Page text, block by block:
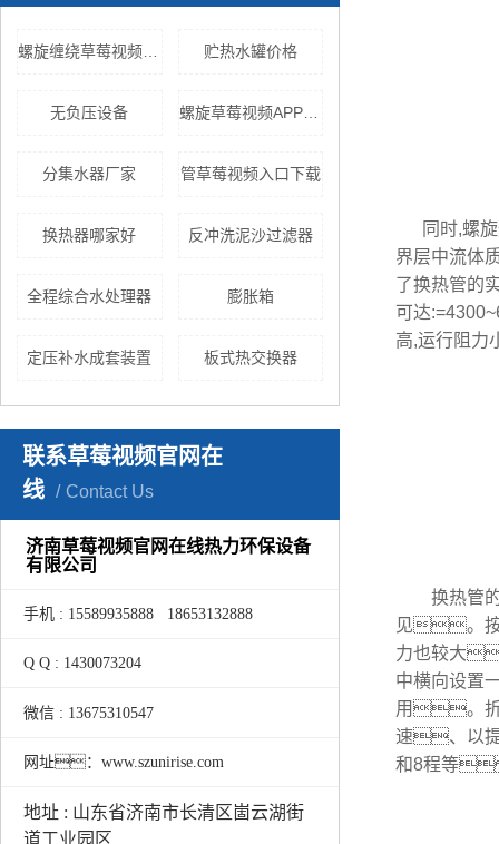
贮热水罐价格
无负压设备 螺旋草莓视频APP黄色
分集水器厂家 管草莓视频入口下载
换热器哪家好 反冲洗泥沙过滤器
全程综合水处理器 膨胀箱
定压补水成套装置 板式热交换器
联系草莓视频官网在
线
Contact Us
济南草莓视频官网在线热力环保设备
有限公司
手机 : 15589935888 18653132888
Q Q : 1430073204
微信 : 13675310547
网址：www.szunirise.com
地址 : 山东省济南市长清区崮云湖街
道工业园区
同时,螺
界层中流体
了换热管的
可达
高,运行阻力
换热管的
见。按
力也较大
中横向设置
用。折
速、以提
和8程等